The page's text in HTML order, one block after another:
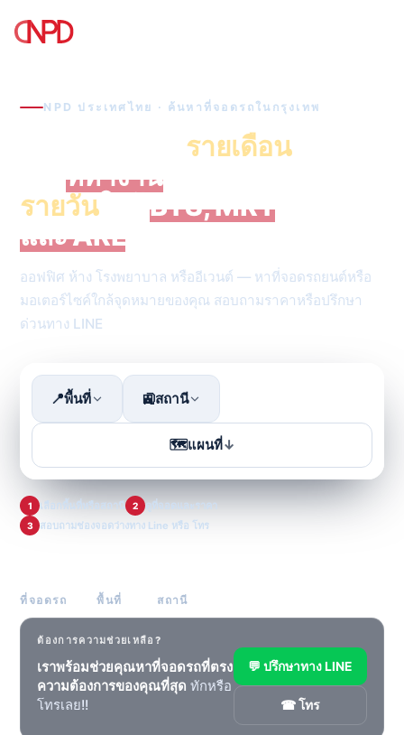
NPD ประเทศไทย · ค้นหาที่จอดรถในกรุงเทพ
รายเดือน
ที่ทำงาน
รายวันใกล้ BTS, MRT
และ ARL
ออฟฟิศ ห้าง โรงพยาบาล หรืออีเวนต์ — หาที่จอดรถยนต์หรือ
มอเตอร์ไซค์ใกล้จุดหมายของคุณ สอบถามราคาหรือปรึกษา
ด่วนทาง LINE
📍พื้นที่ 🚉สถานี
🗺แผนที่↓
1 เลือกพื้นที่หรือสถานี 2 ดูที่จอดและราคา
3 สอบถามช่องจอดว่างทาง Line หรือ โทร
ที่จอดรถ พื้นที่ สถานี
ต้องการความช่วยเหลือ?
เราพร้อมช่วยคุณหาที่จอดรถที่ตรง
ความต้องการของคุณที่สุด ทักหรือ
โทรเลย!!
💬 ปรึกษาทาง LINE
☎ โทร